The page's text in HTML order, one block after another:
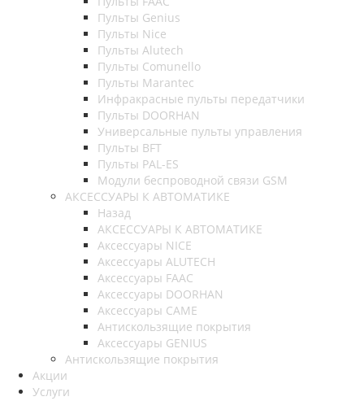
Пульты Genius
Пульты Nice
Пульты Alutech
Пульты Сomunello
Пульты Marantec
Инфракрасные пульты передатчики
Пульты DOORHAN
Универсальные пульты управления
Пульты BFT
Пульты PAL-ES
Модули беспроводной связи GSM
АКСЕССУАРЫ К АВТОМАТИКЕ
Назад
АКСЕССУАРЫ К АВТОМАТИКЕ
Аксессуары NICE
Аксессуары ALUTECH
Аксессуары FAAC
Аксессуары DOORHAN
Аксессуары CAME
Антискользящие покрытия
Аксессуары GENIUS
Антискользящие покрытия
Акции
Услуги